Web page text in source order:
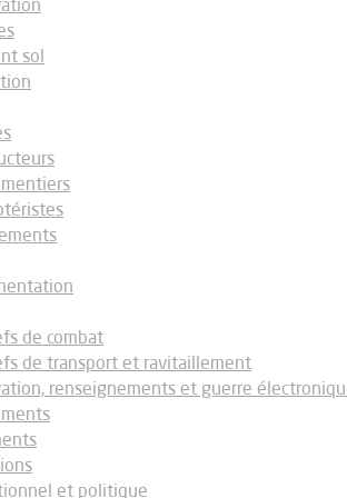
sol
de combat
de transport et ravitaillement
renseignements et guerre
et politique